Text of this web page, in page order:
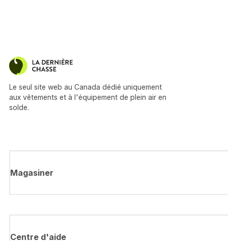
Le seul site web au Canada dédié uniquement
aux vêtements et à l'équipement de plein air en
solde.
Magasiner
Centre d'aide